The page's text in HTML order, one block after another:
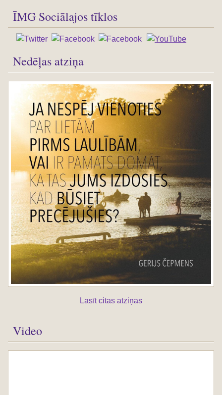
ĪMG Sociālajos tīklos
Nedēļas atziņa
Lasīt citas atziņas
Video